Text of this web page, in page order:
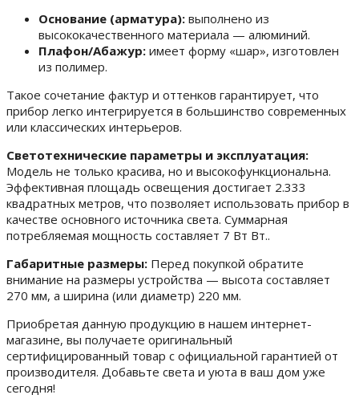
Основание (арматура): выполнено из
высококачественного материала — алюминий.
Плафон/Абажур: имеет форму «шар», изготовлен
из полимер.
Такое сочетание фактур и оттенков гарантирует, что
прибор легко интегрируется в большинство современных
или классических интерьеров.
Светотехнические параметры и эксплуатация:
Модель не только красива, но и высокофункциональна.
Эффективная площадь освещения достигает 2.333
квадратных метров, что позволяет использовать прибор в
качестве основного источника света. Суммарная
потребляемая мощность составляет 7 Вт Вт..
Габаритные размеры: Перед покупкой обратите
внимание на размеры устройства — высота составляет
270 мм, а ширина (или диаметр) 220 мм.
Приобретая данную продукцию в нашем интернет-
магазине, вы получаете оригинальный
сертифицированный товар с официальной гарантией от
производителя. Добавьте света и уюта в ваш дом уже
сегодня!